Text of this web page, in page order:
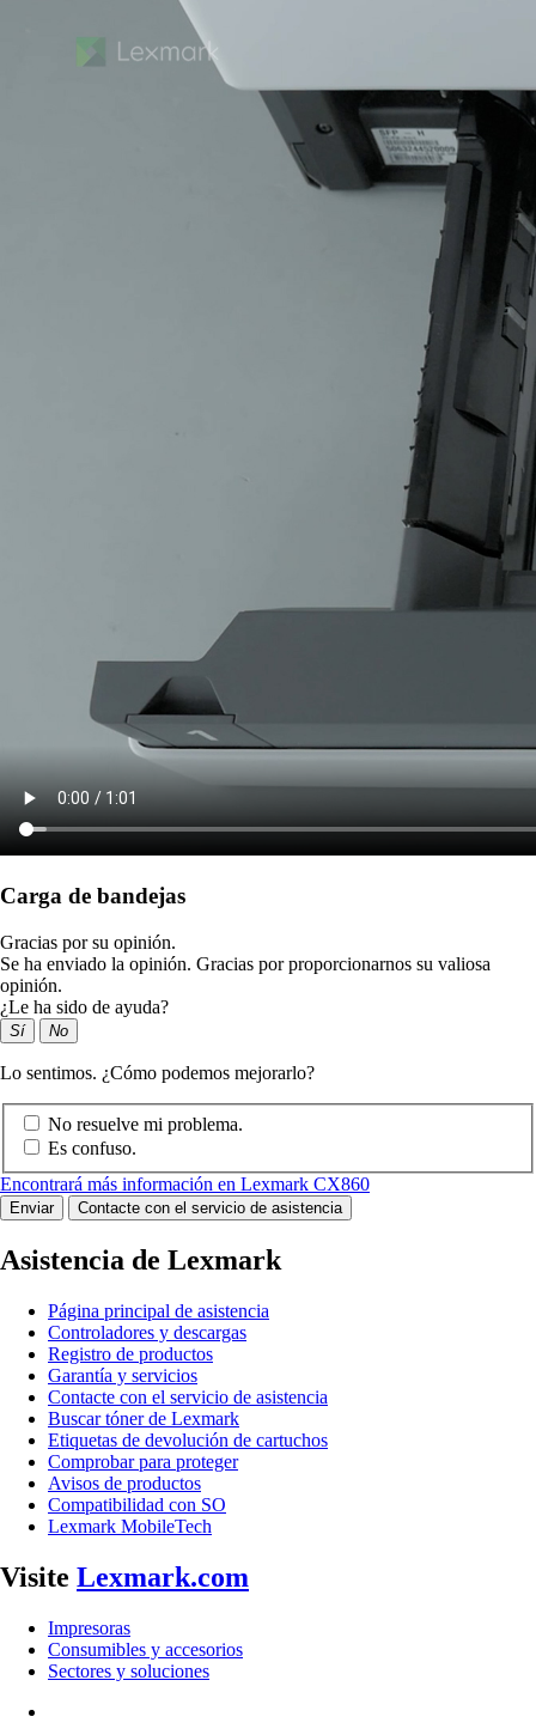
Carga de bandejas
Gracias por su opinión.
Se ha enviado la opinión. Gracias por proporcionarnos su valiosa
opinión.
¿Le ha sido de ayuda?
Sí No
Lo sentimos. ¿Cómo podemos mejorarlo?
No resuelve mi problema.
Es confuso.
Encontrará más información en Lexmark CX860
Enviar Contacte con el servicio de asistencia
Asistencia de Lexmark
Página principal de asistencia
Controladores y descargas
Registro de productos
Garantía y servicios
Contacte con el servicio de asistencia
Buscar tóner de Lexmark
Etiquetas de devolución de cartuchos
Comprobar para proteger
Avisos de productos
Compatibilidad con SO
Lexmark MobileTech
Visite Lexmark.com
Impresoras
Consumibles y accesorios
Sectores y soluciones